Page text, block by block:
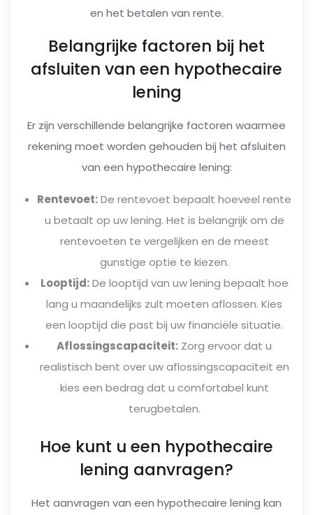
en het betalen van rente.
Belangrijke factoren bij het
afsluiten van een hypothecaire
lening
Er zijn verschillende belangrijke factoren waarmee
rekening moet worden gehouden bij het afsluiten
van een hypothecaire lening:
Rentevoet:De rentevoet bepaalt hoeveel rente
u betaalt op uw lening. Het is belangrijk om de
rentevoeten te vergelijken en de meest
gunstige optie te kiezen.
Looptijd:De looptijd van uw lening bepaalt hoe
lang u maandelijks zult moeten aflossen. Kies
een looptijd die past bij uw financiële situatie.
Aflossingscapaciteit: Zorg ervoor dat u
realistisch bent over uw aflossingscapaciteit en
kies een bedrag dat u comfortabel kunt
terugbetalen.
Hoe kunt u een hypothecaire
lening aanvragen?
Het aanvragen van een hypothecaire lening kan